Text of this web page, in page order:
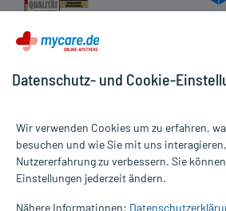
Alle Preise gelten inkl. MwSt., ggf. zzgl.
Informationen auf dieser Website werden
Datenschutz- und Cookie-
Wir verwenden Cookies um zu erfahren,
besuchen und wie Sie mit uns
Nutzererfahrung zu verbessern. Sie
Einstellungen jederzeit ändern.
Nähere Informationen: